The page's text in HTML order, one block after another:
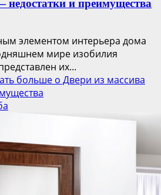
недостатки и преимущества
элементом интерьера дома
мире изобилия
их...
больше о Двери из массива